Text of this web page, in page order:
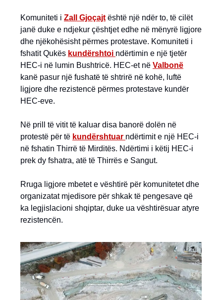
Komuniteti i Zall Gjoçajt është një ndër to, të cilët
janë duke e ndjekur çështjet edhe në mënyrë ligjore
dhe njëkohësisht përmes protestave. Komuniteti i
fshatit Qukës kundërshtoi ndërtimin e një tjetër
HEC-i në lumin Bushtricë. HEC-et në Valbonë
kanë pasur një fushatë të shtrirë në kohë, luftë
ligjore dhe rezistencë përmes protestave kundër
HEC-eve.
Në prill të vitit të kaluar disa banorë dolën në
protestë për të kundërshtuar ndërtimit e një HEC-i
në fshatin Thirrë të Mirditës. Ndërtimi i këtij HEC-i
prek dy fshatra, atë të Thirrës e Sangut.
Rruga ligjore mbetet e vështirë për komunitetet dhe
organizatat mjedisore për shkak të pengesave që
ka legjislacioni shqiptar, duke ua vështirësuar atyre
rezistencën.